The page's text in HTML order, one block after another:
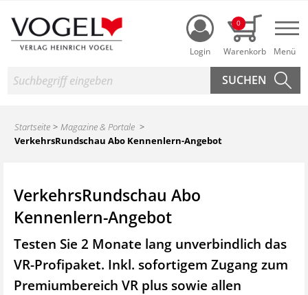
Login
0
Suche
Startseite
Magazine & Portale
VerkehrsRundschau Abo Kennenlern-Angebot
VerkehrsRundschau Abo
Kennenlern-Angebot
Testen Sie 2 Monate lang unverbindlich das
VR-Profipaket. Inkl. sofortigem Zugang zum
Premiumbereich VR plus sowie allen